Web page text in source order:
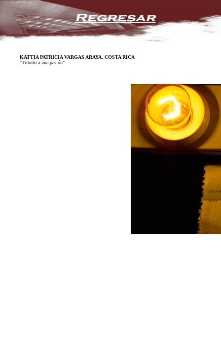
KATTIA PATRICIA VARGAS ARAYA, COSTA RICA
"Tributo a una pasión"